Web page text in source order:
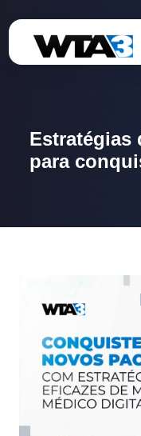
Estratégias
para